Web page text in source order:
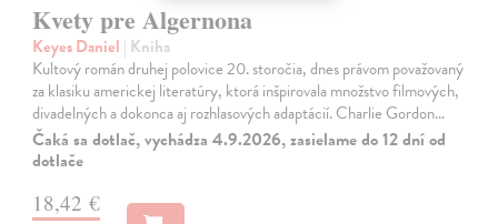
Kvety pre Algernona
Keyes Daniel | Kniha
Kultový román druhej polovice 20. storočia, dnes právom považovaný
za klasiku americkej literatúry, ktorá inšpirovala množstvo filmových,
divadelných a dokonca aj rozhlasových adaptácií. Charlie Gordon…
Čaká sa dotlač, vychádza 4.9.2026, zasielame do 12 dní od
dotlače
18,42 €